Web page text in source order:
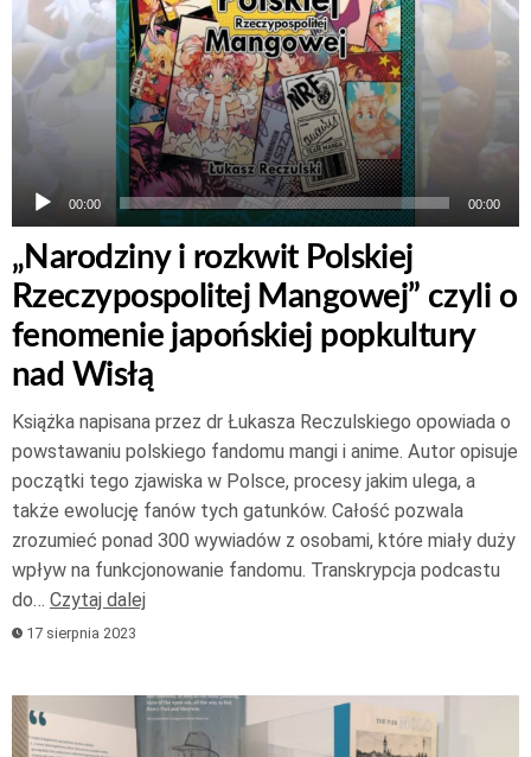
00:00 00:00
„Narodziny i rozkwit Polskiej
Rzeczypospolitej Mangowej” czyli o
fenomenie japońskiej popkultury
nad Wisłą
Książka napisana przez dr Łukasza Reczulskiego opowiada o
powstawaniu polskiego fandomu mangi i anime. Autor opisuje
początki tego zjawiska w Polsce, procesy jakim ulega, a
także ewolucję fanów tych gatunków. Całość pozwala
zrozumieć ponad 300 wywiadów z osobami, które miały duży
wpływ na funkcjonowanie fandomu. Transkrypcja podcastu
do… Czytaj dalej
17 sierpnia 2023
Odtwarzacz
plików